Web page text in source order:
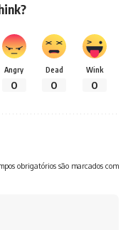
Angry
0
Dead
0
Wink
0
obrigatórios são marcados com